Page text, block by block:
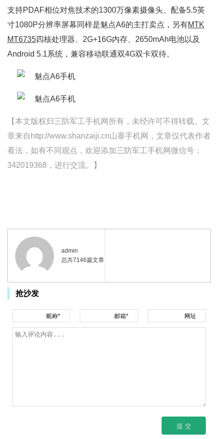
支持PDAF相位对焦技术的1300万像素摄像头、配备5.5英
寸1080P分辨率屏幕同样是魅点A6的主打卖点，另有MTK
MT6735四核处理器、2G+16G内存、2650mAh电池以及
Android 5.1系统，兼容移动联通双4G双卡双待。
【本文版权归三防军工手机网所有，未经许可不得转载。文
章来自http://www.shanzaiji.cn山寨手机网，文章仅代表作者
看法，如有不同观点，欢迎添加三防军工手机网微信号：
342019368，进行交流。】
admin
总共7146篇文章
抢沙发
昵称* 邮箱* 网址